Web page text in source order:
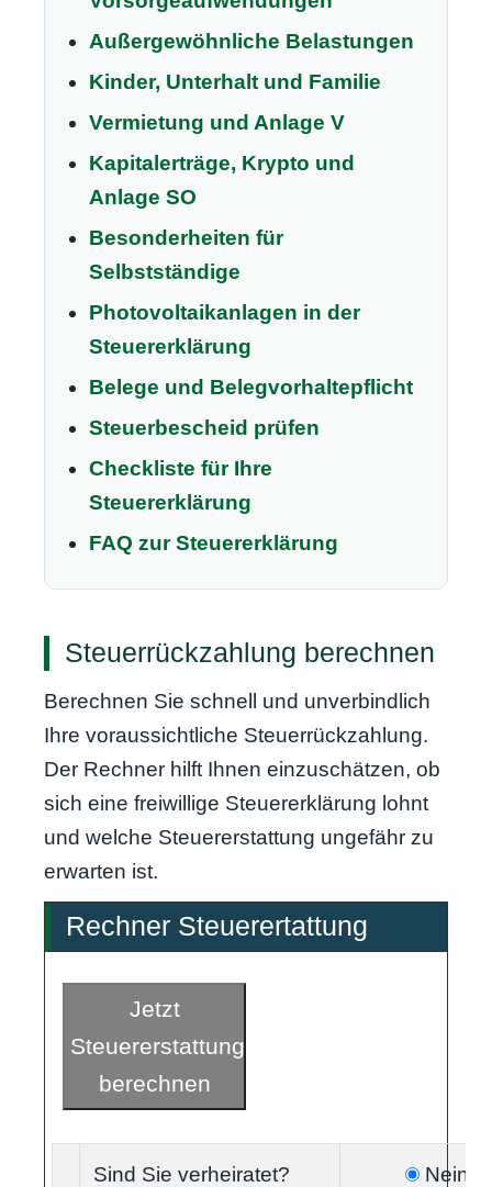
Außergewöhnliche Belastungen
Kinder, Unterhalt und Familie
Vermietung und Anlage V
Kapitalerträge, Krypto und
Anlage SO
Besonderheiten für
Selbstständige
Photovoltaikanlagen in der
Steuererklärung
Belege und Belegvorhaltepflicht
Steuerbescheid prüfen
Checkliste für Ihre
Steuererklärung
FAQ zur Steuererklärung
Steuerrückzahlung berechnen
Berechnen Sie schnell und unverbindlich
Ihre voraussichtliche Steuerrückzahlung.
Der Rechner hilft Ihnen einzuschätzen, ob
sich eine freiwillige Steuererklärung lohnt
und welche Steuererstattung ungefähr zu
erwarten ist.
Rechner Steuerertattung
Jetzt
Steuererstattung
berechnen
Sind Sie verheiratet? Nein